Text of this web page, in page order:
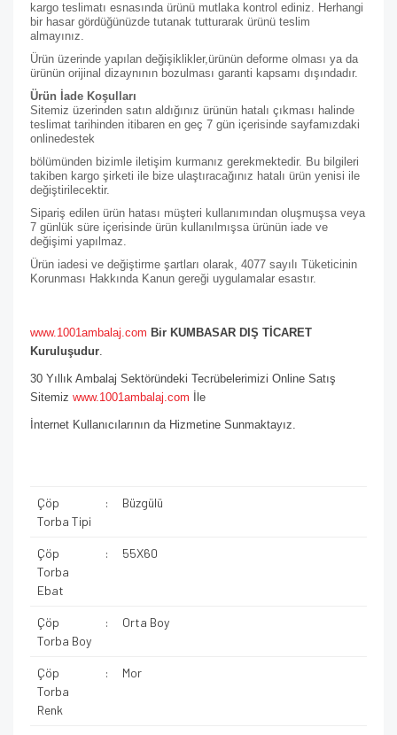
kargo teslimatı esnasında ürünü mutlaka kontrol ediniz. Herhangi
bir hasar gördüğünüzde tutanak tutturarak ürünü teslim
almayınız.
Ürün üzerinde yapılan değişiklikler,ürünün deforme olması ya da
ürünün orijinal dizaynının bozulması garanti kapsamı dışındadır.
Ürün İade Koşulları
Sitemiz üzerinden satın aldığınız ürünün hatalı çıkması halinde
teslimat tarihinden itibaren en geç 7 gün içerisinde sayfamızdaki
onlinedestek
bölümünden bizimle iletişim kurmanız gerekmektedir. Bu bilgileri
takiben kargo şirketi ile bize ulaştıracağınız hatalı ürün yenisi ile
değiştirilecektir.
Sipariş edilen ürün hatası müşteri kullanımından oluşmuşsa veya
7 günlük süre içerisinde ürün kullanılmışsa ürünün iade ve
değişimi yapılmaz.
Ürün iadesi ve değiştirme şartları olarak, 4077 sayılı Tüketicinin
Korunması Hakkında Kanun gereği uygulamalar esastır.
www.1001ambalaj.com Bir KUMBASAR DIŞ TİCARET
Kuruluşudur.
30 Yıllık Ambalaj Sektöründeki Tecrübelerimizi Online Satış
Sitemiz www.1001ambalaj.com İle
İnternet Kullanıcılarının da Hizmetine Sunmaktayız.
Çöp
Torba Tipi
: Büzgülü
Çöp
Torba
Ebat
: 55X60
Çöp
Torba Boy
: Orta Boy
Çöp
Torba
Renk
: Mor